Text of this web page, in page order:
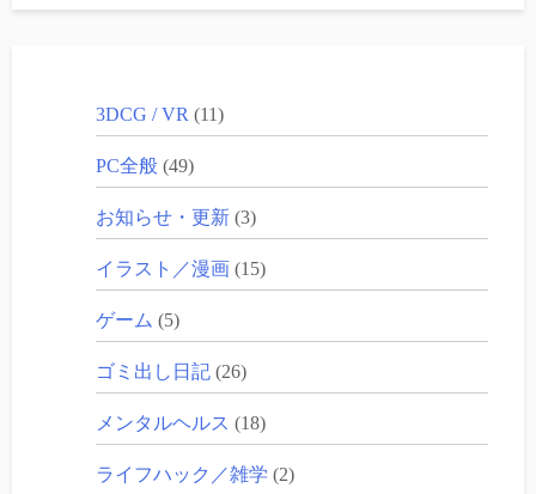
3DCG / VR (11)
PC全般 (49)
お知らせ・更新 (3)
イラスト／漫画 (15)
ゲーム (5)
ゴミ出し日記 (26)
メンタルヘルス (18)
ライフハック／雑学 (2)